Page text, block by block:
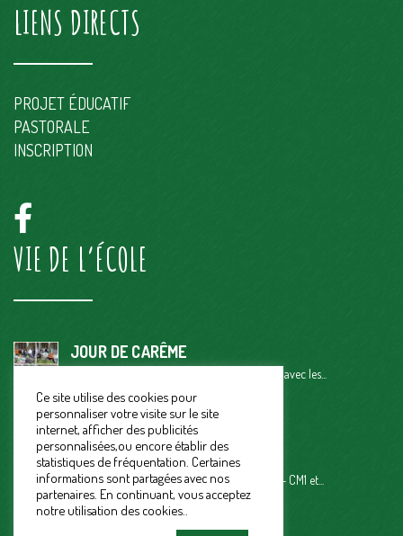
LIENS DIRECTS
PROJET ÉDUCATIF
PASTORALE
INSCRIPTION
VIE DE L’ÉCOLE
JOUR DE CARÊME
Ce vendredi 29 mars, petit temps de partage avec les...
CARNAVAL 2024
« Vendredi 15 mars, on a fêté le carnaval. On...
RENCONTRE ATHLETISME
UGSEL : Rencontre Athlétisme pour les CE2 – CM1 et...
Ce site utilise des cookies pour
personnaliser votre visite sur le site
internet, afficher des publicités
personnalisées,ou encore établir des
statistiques de fréquentation. Certaines
informations sont partagées avec nos
partenaires. En continuant, vous acceptez
notre utilisation des cookies..